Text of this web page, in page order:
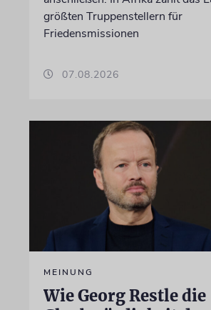
größten Truppenstellern für
Friedensmissionen
07.08.2026
MEINUNG
Wie Georg Restle die